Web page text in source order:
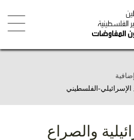
الإسرائيلي-الفلسطيني
والصراع